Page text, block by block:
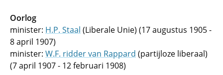
Oorlog
minister: H.P. Staal (Liberale Unie) (17 augustus 1905 -
8 april 1907)
minister: W.F. ridder van Rappard (partijloze liberaal)
(7 april 1907 - 12 februari 1908)